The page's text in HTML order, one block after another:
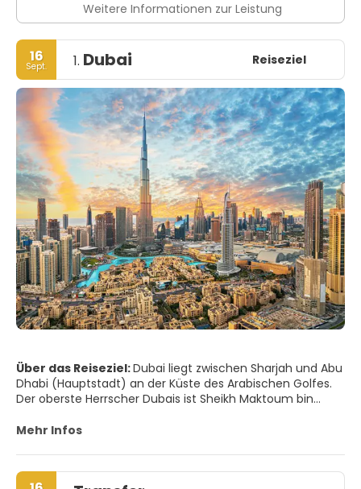
Weitere Informationen zur Leistung
16
Sept. 1. Dubai Reiseziel
Über das Reiseziel:Dubai liegt zwischen Sharjah und Abu
Dhabi (Hauptstadt) an der Küste des Arabischen Golfes.
Der oberste Herrscher Dubais ist Sheikh Maktoum bin
und Sheikh Mohammed bekleiden ebenfalls hohe
darunter etwa 600.000 Emiratis.
Mehr Infos